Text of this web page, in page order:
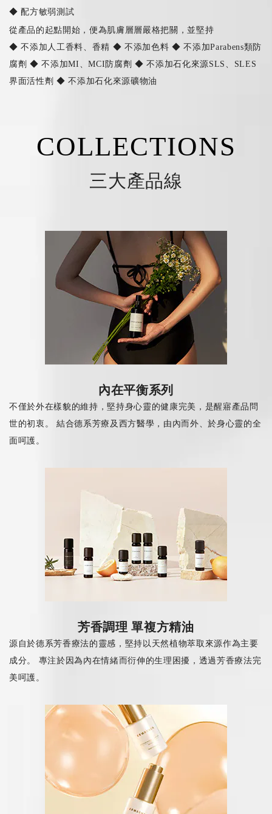
◆ 配方敏弱測試
從產品的起點開始，便為肌膚層層嚴格把關，並堅持
◆ 不添加人工香料、香精 ◆ 不添加色料 ◆ 不添加Parabens類防
腐劑 ◆ 不添加MI、MCI防腐劑 ◆ 不添加石化來源SLS、SLES
界面活性劑 ◆ 不添加石化來源礦物油
COLLECTIONS
三大產品線
內在平衡系列
不僅於外在樣貌的維持，堅持身心靈的健康完美，是醒寤產品問
世的初衷。 結合德系芳療及西方醫學，由內而外、於身心靈的全
面呵護。
芳香調理 單複方精油
源自於德系芳香療法的靈感，堅持以天然植物萃取來源作為主要
成分。 專注於因為內在情緒而衍伸的生理困擾，透過芳香療法完
美呵護。